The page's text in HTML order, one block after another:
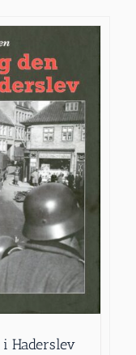
Haderslev